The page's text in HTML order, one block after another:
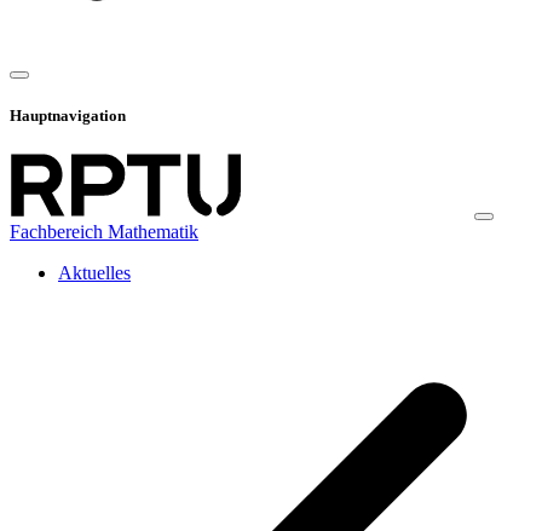
Hauptnavigation
Fachbereich Mathematik
Aktuelles